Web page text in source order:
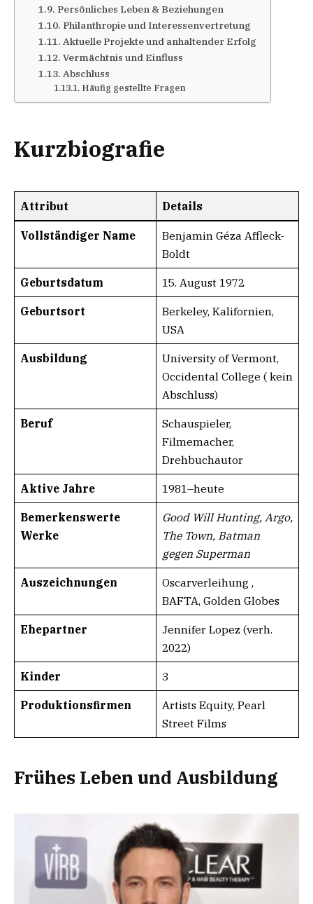
Persönliches Leben & Beziehungen
Philanthropie und Interessenvertretung
Aktuelle Projekte und anhaltender Erfolg
Vermächtnis und Einfluss
Abschluss
Häufig gestellte Fragen
Kurzbiografie
Attribut Details
Vollständiger Name
Benjamin Géza Affleck-
Boldt
Geburtsdatum​​ 15. August 1972
Geburtsort
Berkeley, Kalifornien,
USA
Ausbildung
University of Vermont,
Occidental College ( kein
Abschluss)
Beruf
Schauspieler,
Filmemacher,
Drehbuchautor
Aktive Jahre 1981–heute
Bemerkenswerte
Werke
Good Will Hunting, Argo,
The Town, Batman
gegen Superman
Auszeichnungen
Oscarverleihung ,
BAFTA, Golden Globes
Ehepartner
Jennifer Lopez (verh.
2022)
Kinder 3
Produktionsfirmen​
Artists Equity, Pearl
Street Films
Frühes Leben und Ausbildung